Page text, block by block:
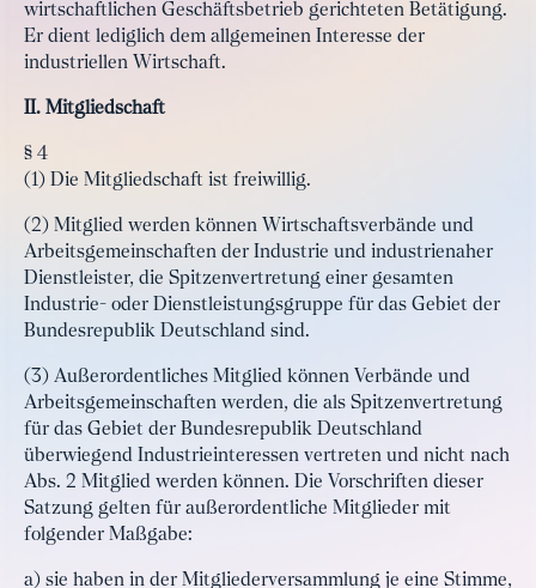
wirtschaftlichen Geschäftsbetrieb gerichteten Betätigung.
Er dient lediglich dem allgemeinen Interesse der
industriellen Wirtschaft.
II. Mitgliedschaft
§ 4
(1) Die Mitgliedschaft ist freiwillig.
(2) Mitglied werden können Wirtschaftsverbände und
Arbeitsgemeinschaften der Industrie und industrienaher
Dienstleister, die Spitzenvertretung einer gesamten
Industrie- oder Dienstleistungsgruppe für das Gebiet der
Bundesrepublik Deutschland sind.
(3) Außerordentliches Mitglied können Verbände und
Arbeitsgemeinschaften werden, die als Spitzenvertretung
für das Gebiet der Bundesrepublik Deutschland
überwiegend Industrieinteressen vertreten und nicht nach
Abs. 2 Mitglied werden können. Die Vorschriften dieser
Satzung gelten für außerordentliche Mitglieder mit
folgender Maßgabe:
a) sie haben in der Mitgliederversammlung je eine Stimme,